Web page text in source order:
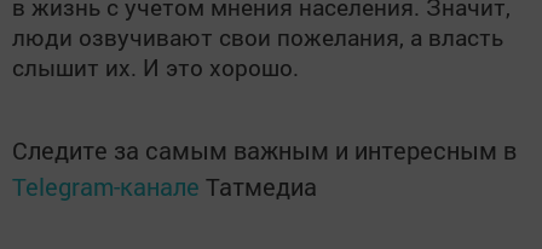
в жизнь с учетом мнения населения. Значит,
люди озвучивают свои пожелания, а власть
слышит их. И это хорошо.
Следите за самым важным и интересным в
Telegram-канале Татмедиа